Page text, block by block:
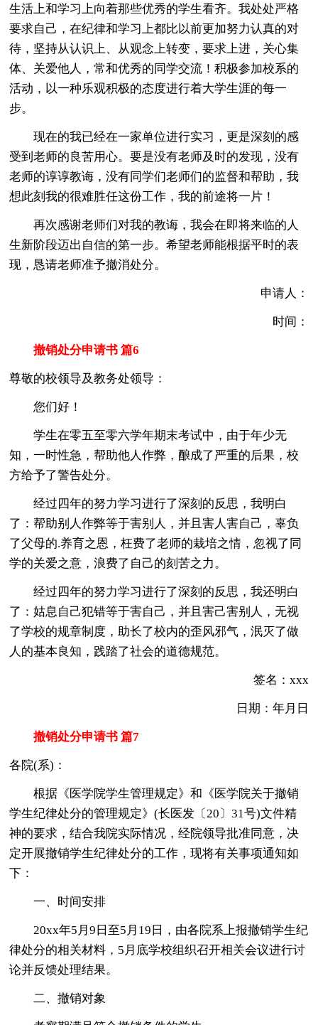
生活上和学习上向着那些优秀的学生看齐。我处处严格
要求自己，在纪律和学习上都比以前更加努力认真的对
待，坚持从认识上、从观念上转变，要求上进，关心集
体、关爱他人，常和优秀的同学交流！积极参加校系的
活动，以一种乐观积极的态度进行着大学生涯的每一
步。
现在的我已经在一家单位进行实习，更是深刻的感
受到老师的良苦用心。要是没有老师及时的发现，没有
老师的谆谆教诲，没有同学们老师们的监督和帮助，我
想此刻我的很难胜任这份工作，我的前途将一片！
再次感谢老师们对我的教诲，我会在即将来临的人
生新阶段迈出自信的第一步。希望老师能根据平时的表
现，恳请老师准予撤消处分。
申请人：
时间：
撤销处分申请书 篇6
尊敬的校领导及教务处领导：
您们好！
学生在零五至零六学年期末考试中，由于年少无
知，一时性急，帮助他人作弊，酿成了严重的后果，校
方给予了警告处分。
经过四年的努力学习进行了深刻的反思，我明白
了：帮助别人作弊等于害别人，并且害人害自己，辜负
了父母的.养育之恩，枉费了老师的栽培之情，忽视了同
学的关爱之意，浪费了自己的刻苦之力。
经过四年的努力学习进行了深刻的反思，我还明白
了：姑息自己犯错等于害自己，并且害己害别人，无视
了学校的规章制度，助长了校内的歪风邪气，泯灭了做
人的基本良知，践踏了社会的道德规范。
签名：xxx
日期：年月日
撤销处分申请书 篇7
各院(系)：
根据《医学院学生管理规定》和《医学院关于撤销
学生纪律处分的管理规定》(长医发〔20〕31号)文件精
神的要求，结合我院实际情况，经院领导批准同意，决
定开展撤销学生纪律处分的工作，现将有关事项通知如
下：
一、时间安排
20xx年5月9日至5月19日，由各院系上报撤销学生纪
律处分的相关材料，5月底学校组织召开相关会议进行讨
论并反馈处理结果。
二、撤销对象